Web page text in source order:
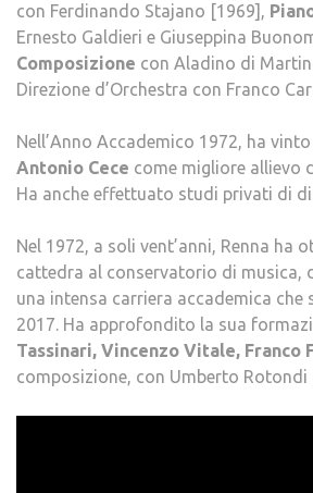
con Ferdinando Stajano [1969],
Ernesto Galdieri e Giuseppina
Composizione con Aladino di
Direzione d’Orchestra con Franco
Nell’Anno Accademico 1972, ha
Antonio Cece come migliore allievo
Ha anche effettuato studi privati di
Nel 1972, a soli vent’anni, Renna ha
cattedra al conservatorio di musica,
una intensa carriera accademica che
2017. Ha approfondito la sua
Tassinari, Vincenzo Vitale, Franco
composizione, con Umberto Rotondi